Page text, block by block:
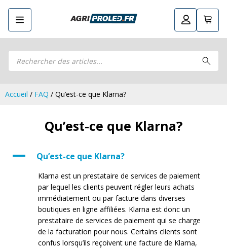
Recherche
produits
Guide LED
Composez votre propre kit LED
Phares de travail LED
Feux arrière LED
Feux de position et de gabarit LED
Clignotants et gyrophares LED
Barres LED
Pulvérisation LED
Packs promotionnels LED
Éclairage LED pour bâtiments
Divers
Retourner
Guide LED Composez votre propre kit LED
Phares de travail LED
Feux arrière LED
Phares principaux et ampoules LED
Feux de position et de gabarit LED
Clignotants et gyrophares LED
Barres LED
Pulvérisation LED
Packs promotionnels LED
Éclairage LED pour bâtiments
Accueil / FAQ / Qu’est-ce que Klarna?
Qu’est-ce que Klarna?
A Qu’est-ce que Klarna?
Klarna est un prestataire de services de paiement
par lequel les clients peuvent régler leurs achats
immédiatement ou par facture dans diverses
boutiques en ligne affiliées. Klarna est donc un
prestataire de services de paiement qui se charge
de la facturation pour nous. Certains clients sont
confus lorsqu’ils reçoivent une facture de Klarna,